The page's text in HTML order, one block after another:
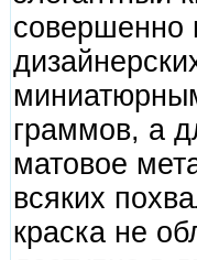
совершенно
граммов, а
матовое
всяких
краска не